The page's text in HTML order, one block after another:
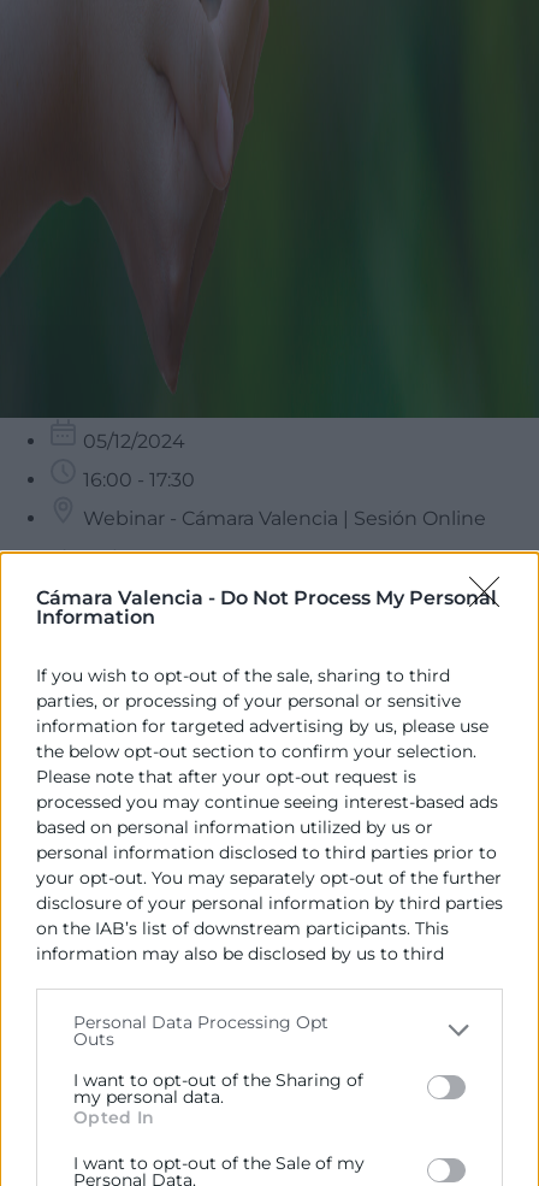
Cámara Valencia - Do Not Process My Personal
Information
If you wish to opt-out of the sale, sharing to third
parties, or processing of your personal or sensitive
information for targeted advertising by us, please use
the below opt-out section to confirm your selection.
Please note that after your opt-out request is
processed you may continue seeing interest-based ads
based on personal information utilized by us or
personal information disclosed to third parties prior to
your opt-out. You may separately opt-out of the further
disclosure of your personal information by third parties
on the IAB’s list of downstream participants. This
information may also be disclosed by us to third
Please note that this website/app uses one or more
Google services and may gather and store information
including but not limited to your visit or usage
behaviour. You may click to grant or deny consent to
below specified purposes in below Google consent
Personal Data Processing Opt
Outs
I want to opt-out of the Sharing of
my personal data.
Opted In
I want to opt-out of the Sale of my
Personal Data.
05/12/2024
16:00 - 17:30
Webinar - Cámara Valencia | Sesión Online
Objetivos
Descubre cómo el cambio climático no solo es un
crecer.
En este evento exploraremos cómo las empresas
pueden liderar el camino hacia un futuro sostenible,
transformando la lucha contra el cambio climático en
nuevas oportunidades de negocio. Descubre cómo
implementar estrategias verdes no solo ayuda al
planeta, sino que también mejora la competitividad y
abre puertas a mercados más conscientes.
Dirigido a
Todas las empresas interesadas en el cambio climático
enfocado como una oportunidad de nuevos negocios.
Programa
Presentación webinar.